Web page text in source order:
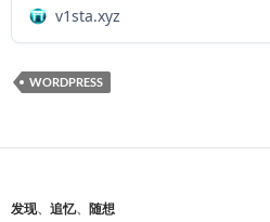
v1sta.xyz
WORDPRESS
发现、 追忆、 随想